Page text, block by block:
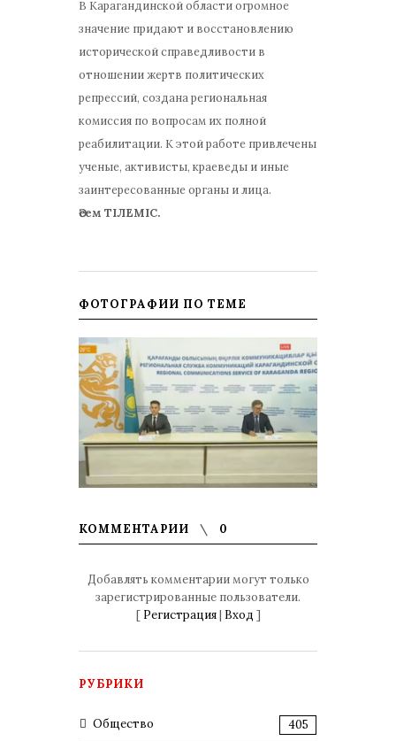
В Карагандинской области огромное
значение придают и восстановлению
исторической справедливости в
отношении жертв политических
репрессий, создана региональная
комиссия по вопросам их полной
реабилитации. К этой работе привлечены
ученые, активисты, краеведы и иные
заинтересованные органы и лица.
Әсем ТІЛЕМІС.
ФОТОГРАФИИ ПО ТЕМЕ
КОММЕНТАРИИ 0
Добавлять комментарии могут только
зарегистрированные пользователи.
[ Регистрация| Вход ]
РУБРИКИ
Общество 405